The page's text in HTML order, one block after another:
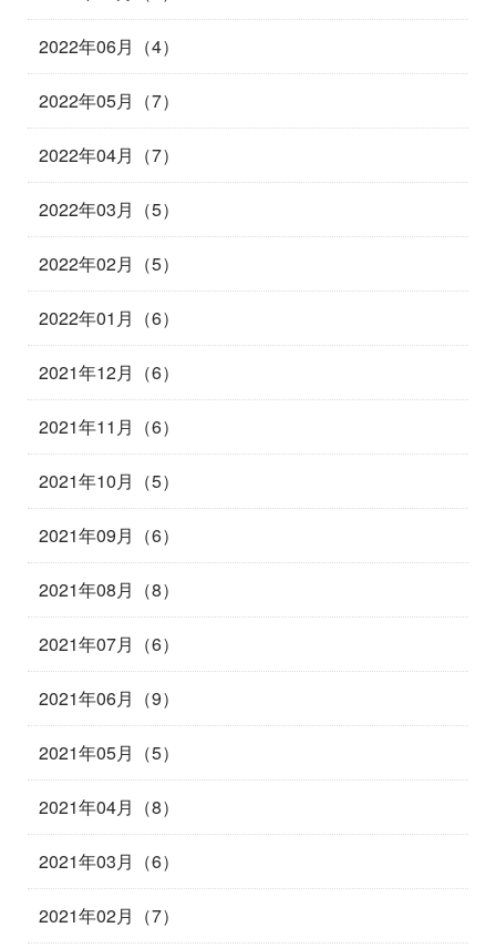
2022年06月（4）
2022年05月（7）
2022年04月（7）
2022年03月（5）
2022年02月（5）
2022年01月（6）
2021年12月（6）
2021年11月（6）
2021年10月（5）
2021年09月（6）
2021年08月（8）
2021年07月（6）
2021年06月（9）
2021年05月（5）
2021年04月（8）
2021年03月（6）
2021年02月（7）